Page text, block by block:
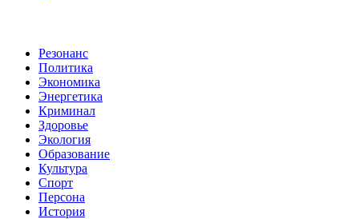
Резонанс
Политика
Экономика
Энергетика
Криминал
Здоровье
Экология
Образование
Культура
Спорт
Персона
История